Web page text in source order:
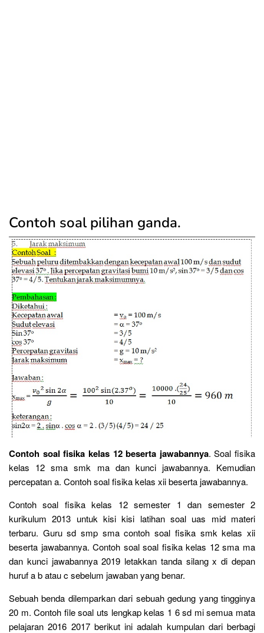
Contoh soal pilihan ganda.
Contoh soal fisika kelas 12 beserta jawabannya. Soal fisika
kelas 12 sma smk ma dan kunci jawabannya. Kemudian
percepatan a. Contoh soal fisika kelas xii beserta jawabannya.
Contoh soal fisika kelas 12 semester 1 dan semester 2
kurikulum 2013 untuk kisi kisi latihan soal uas mid materi
terbaru. Guru sd smp sma contoh soal fisika smk kelas xii
beserta jawabannya. Contoh soal soal fisika kelas 12 sma ma
dan kunci jawabannya 2019 letakkan tanda silang x di depan
huruf a b atau c sebelum jawaban yang benar.
Sebuah benda dilemparkan dari sebuah gedung yang tingginya
20 m. Contoh file soal uts lengkap kelas 1 6 sd mi semua mata
pelajaran 2016 2017 berikut ini adalah kumpulan dari berbagi